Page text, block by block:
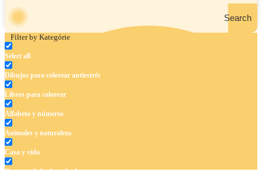
Search
Filter by Kategórie
Select all
Dibujos para colorear antiestrés
Libros para colorear
Alfabeto y números
Animales y naturaleza
Casa y vida